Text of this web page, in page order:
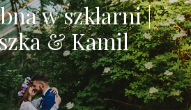
w szklarni |
& Kamil